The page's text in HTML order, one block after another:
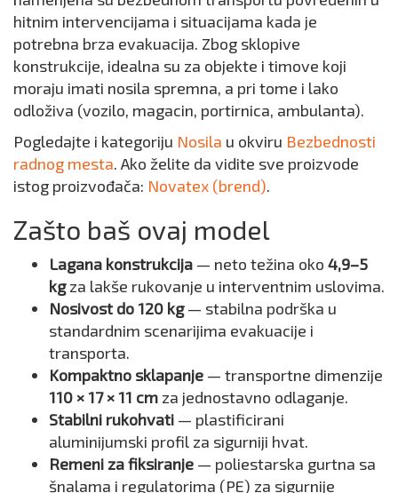
hitnim intervencijama i situacijama kada je
potrebna brza evakuacija. Zbog sklopive
konstrukcije, idealna su za objekte i timove koji
moraju imati nosila spremna, a pri tome i lako
odloživa (vozilo, magacin, portirnica, ambulanta).
Pogledajte i kategoriju Nosila u okviru Bezbednosti
radnog mesta. Ako želite da vidite sve proizvode
istog proizvođača: Novatex (brend).
Zašto baš ovaj model
Lagana konstrukcija — neto težina oko 4,9–5
kgza lakše rukovanje u interventnim uslovima.
Nosivost do 120 kg— stabilna podrška u
standardnim scenarijima evakuacije i
transporta.
Kompaktno sklapanje — transportne dimenzije
110 × 17 × 11 cm za jednostavno odlaganje.
Stabilni rukohvati — plastificirani
aluminijumski profil za sigurniji hvat.
Remeni za fiksiranje — poliestarska gurtna sa
šnalama i regulatorima (PE) za sigurnije